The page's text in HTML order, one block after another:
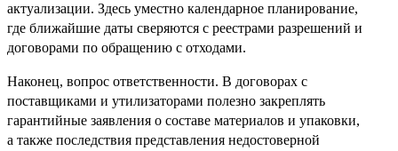
актуализации. Здесь уместно календарное планирование,
где ближайшие даты сверяются с реестрами разрешений и
договорами по обращению с отходами.
Наконец, вопрос ответственности. В договорах с
поставщиками и утилизаторами полезно закреплять
гарантийные заявления о составе материалов и упаковки,
а также последствия представления недостоверной